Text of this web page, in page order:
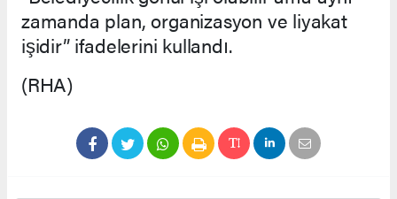
zamanda plan, organizasyon ve liyakat
işidir” ifadelerini kullandı.
(RHA)